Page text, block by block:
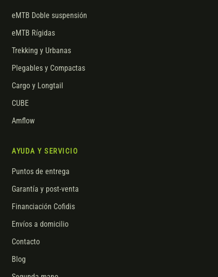
eMTB Doble suspensión
eMTB Rígidas
Trekking y Urbanas
Plegables y Compactas
Cargo y Longtail
CUBE
Amflow
AYUDA Y SERVICIO
Puntos de entrega
Garantía y post-venta
Financiación Cofidis
Envíos a domicilio
Contacto
Blog